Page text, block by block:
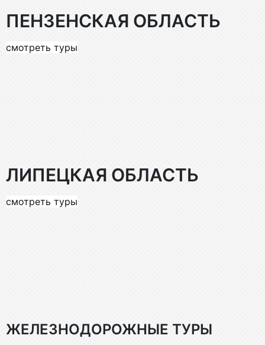
ПЕНЗЕНСКАЯ ОБЛАСТЬ
смотреть туры
ЛИПЕЦКАЯ ОБЛАСТЬ
смотреть туры
ЖЕЛЕЗНОДОРОЖНЫЕ ТУРЫ